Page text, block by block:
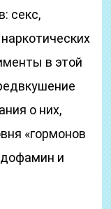
секс,
в этой
о них,
«гормонов
и